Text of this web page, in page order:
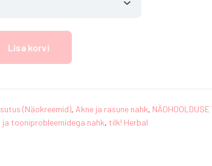
Lisa korvi
(Näokreemid), Akne ja rasune nahk,
ja tooniprobleemidega nahk, tilk! Herbal